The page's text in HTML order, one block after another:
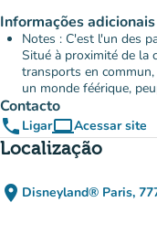
Informações adicionais
Notes : C'est l'un des
Situé à proximité de la
transports en
un monde féérique,
Contacto
phone LigarcomputerAcessar site
(novo
Localização
place Disneyland® Paris,